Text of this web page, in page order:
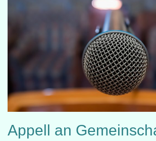
Appell an